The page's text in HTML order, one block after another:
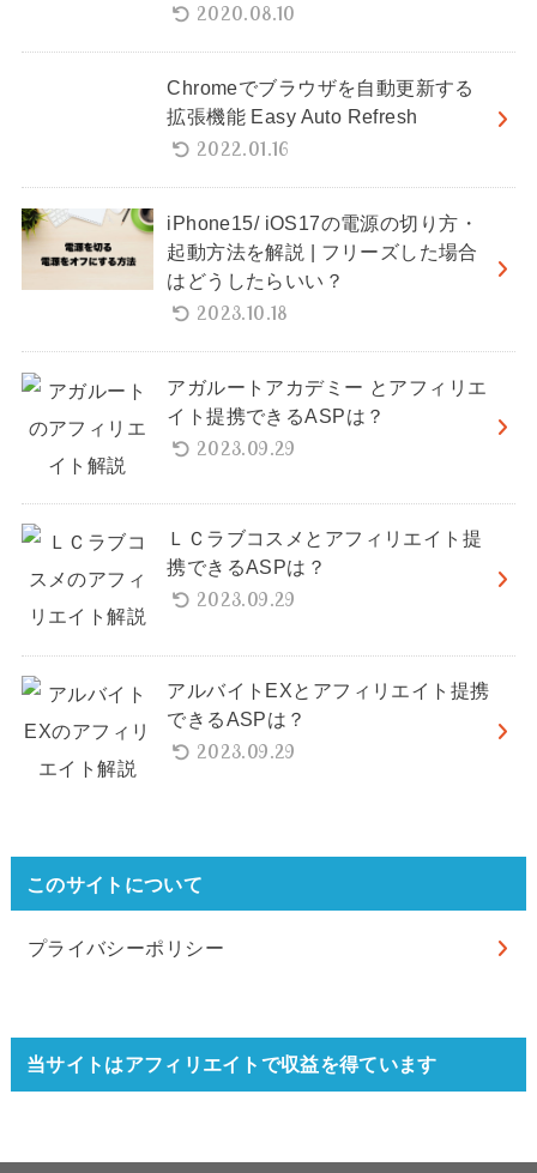
2020.08.10
Chromeでブラウザを自動更新する
拡張機能 Easy Auto Refresh
2022.01.16
iPhone15/ iOS17の電源の切り方・
起動方法を解説 | フリーズした場合
はどうしたらいい？
2023.10.18
アガルートアカデミー とアフィリエ
イト提携できるASPは？
2023.09.29
ＬＣラブコスメとアフィリエイト提
携できるASPは？
2023.09.29
アルバイトEXとアフィリエイト提携
できるASPは？
2023.09.29
このサイトについて
プライバシーポリシー
当サイトはアフィリエイトで収益を得ています